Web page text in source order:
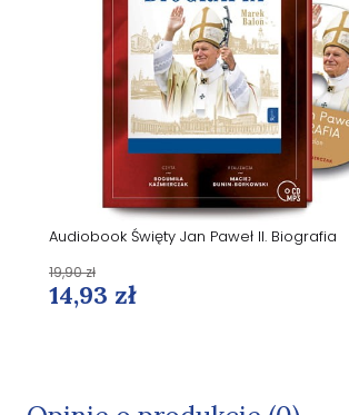
Audiobook Święty Jan Paweł II. Biografia
14,93 zł
19,90 zł